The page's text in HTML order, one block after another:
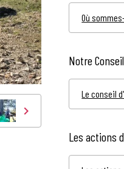
Où
Notre
Le conseil
Les actions